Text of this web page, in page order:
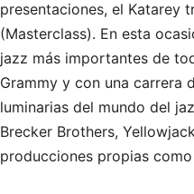
presentaciones, el Katarey
(Masterclass). En esta
jazz más importantes de
Grammy y con una carrera
luminarias del mundo del
Brecker Brothers,
producciones propias